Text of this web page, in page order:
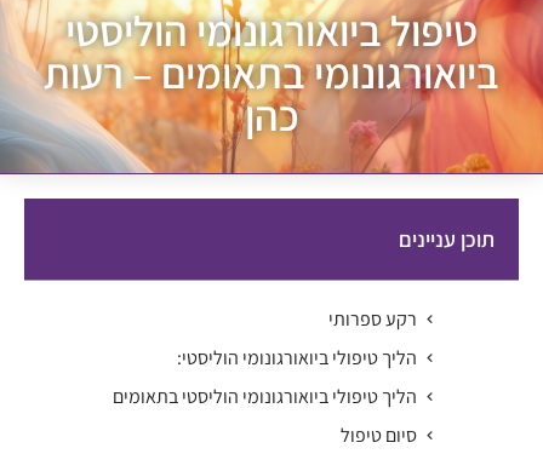
טיפול ביואורגונומי הוליסטי
ביואורגונומי בתאומים – רעות
כהן
תוכן עניינים
רקע ספרותי
הליך טיפולי ביואורגונומי הוליסטי:
הליך טיפולי ביואורגונומי הוליסטי בתאומים
סיום טיפול